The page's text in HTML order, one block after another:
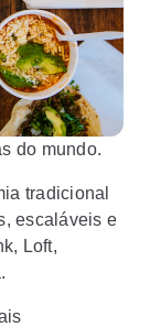
do mundo.
tradicional
escaláveis e
Loft,